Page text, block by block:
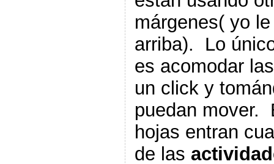
márgenes( yo
arriba). Lo
es acomodar
un click y
puedan mover.
hojas entran
de las